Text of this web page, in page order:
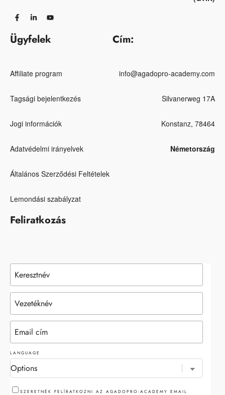
Ügyfelek
Affiliate program
Tagsági bejelentkezés
Jogi információk
Adatvédelmi irányelvek
Általános Szerződési Feltételek
Lemondási szabályzat
Cím:
info@agadopro-academy.com
Silvanerweg 17A
Konstanz, 78464
Németország
Feliratkozás
LANGUAGE
SZERETNÉK FELÍRATKOZNI AZ AGADOPRO-ACADEMY EMAIL